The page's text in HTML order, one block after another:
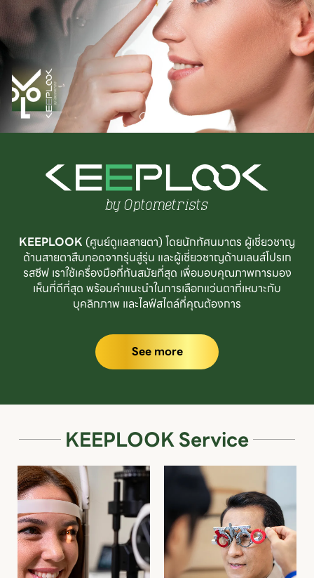
KEEPLOOK (ศูนย์ดูแลสายตา) โดยนักทัศนมาตร ผู้เชี่ยวชาญ
ด้านสายตาสืบทอดจากรุ่นสู่รุ่น และผู้เชี่ยวชาญด้านเลนส์โปรเก
รสซีฟ เราใช้เครื่องมือที่ทันสมัยที่สุด เพื่อมอบคุณภาพการมอง
เห็นที่ดีที่สุด พร้อมคำแนะนำในการเลือกแว่นตาที่เหมาะกับ
บุคลิกภาพ และไลฟ์สไตล์ที่คุณต้องการ
See more
KEEPLOOK Service